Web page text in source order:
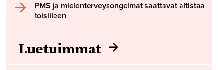
PMS ja mielenterveysongelmat saattavat altistaa
toisilleen
Luetuimmat